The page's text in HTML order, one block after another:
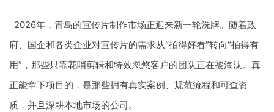
2026年，青岛的宣传片制作市场正迎来新一轮洗牌。随着政
府、国企和各类企业对宣传片的需求从“拍得好看”转向“拍得有
用”，那些只靠花哨剪辑和特效忽悠客户的团队正在被淘汰。真
正能拿下项目的，是那些拥有真实案例、规范流程和可查资
质，并且深耕本地市场的公司。